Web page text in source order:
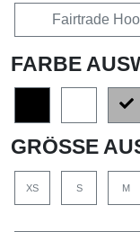
Fairtrade
FARBE
GRÖSSE
XS S M